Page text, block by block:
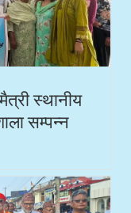
स्थानीय
सम्पन्न